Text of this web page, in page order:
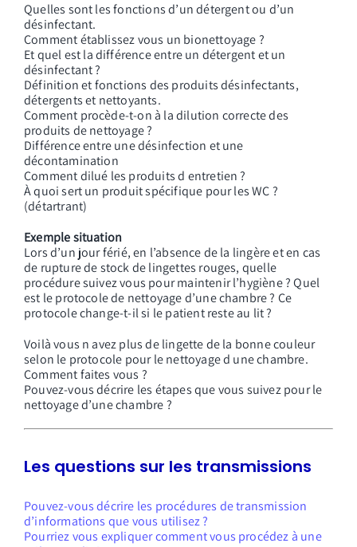
Quelles sont les fonctions d’un détergent ou d’un
désinfectant.
Comment établissez vous un bionettoyage ?
Et quelest la différence entre un détergent et un
désinfectant ?
Définition et fonctions des produits désinfectants,
détergents et nettoyants.
Comment procède-t-on à la dilution correcte des
produits de nettoyage ?
Différence entre une désinfection et une
décontamination
Comment dilué les produits d entretien ?
À quoi sert un produit spécifique pour les WC ?
(détartrant)
Exemple situation
Lors d’un jour férié, en l’absence de la lingère et en cas
de rupture de stock de lingettes rouges, quelle
procédure suivez vous pour maintenir l’hygiène ? Quel
est le protocole de nettoyage d’une chambre ? Ce
protocole change-t-il si le patient reste au lit ?
Voilà vous n avez plus de lingette de la bonne couleur
selon le protocole pour le nettoyage d une chambre.
Comment faites vous ?
Pouvez-vous décrire les étapes que vous suivez pour le
nettoyage d’une chambre ?
Les questions sur les transmissions
Pouvez-vous décrire les procédures de transmission
d’informations que vous utilisez ?
Pourriez vous expliquer comment vous procédez à une